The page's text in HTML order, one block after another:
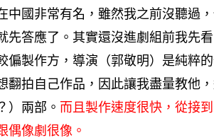
中國非常有名，雖然我之前沒聽過
先答應了。其實還沒進劇組前我先
偏製作方，導演（郭敬明）是純粹
翻拍自己作品，因此讓我盡量教他
）兩部。 而且製作速度很快，從接
偶像劇很像。